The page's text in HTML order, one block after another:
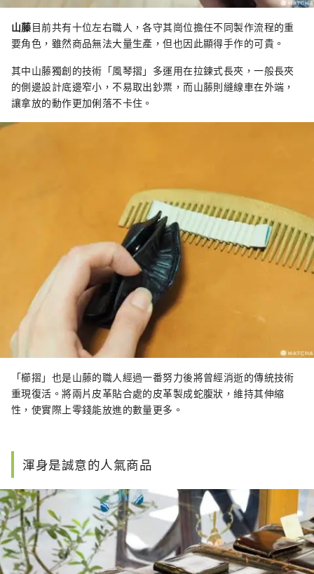
山藤目前共有十位左右職人，各守其崗位擔任不同製作流程的重
要角色，雖然商品無法大量生產，但也因此顯得手作的可貴。
其中山藤獨創的技術「風琴摺」多運用在拉鍊式長夾，一般長夾
的側邊設計底邊窄小，不易取出鈔票，而山藤則縫線車在外端，
讓拿放的動作更加俐落不卡住。
「櫛摺」也是山藤的職人經過一番努力後將曾經消逝的傳統技術
重現復活。將兩片皮革貼合處的皮革製成蛇腹狀，維持其伸縮
性，使實際上零錢能放進的數量更多。
渾身是誠意的人氣商品